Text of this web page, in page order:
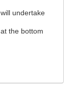
undertake
the bottom